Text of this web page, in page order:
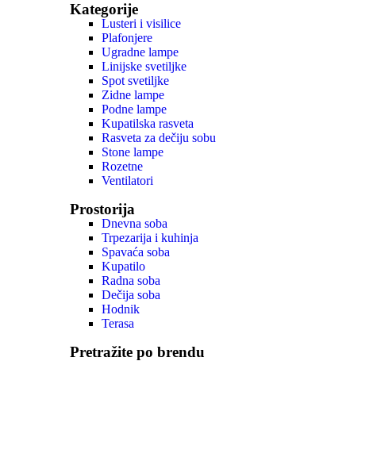
Kategorije
Lusteri i visilice
Plafonjere
Ugradne lampe
Linijske svetiljke
Spot svetiljke
Zidne lampe
Podne lampe
Kupatilska rasveta
Rasveta za dečiju sobu
Stone lampe
Rozetne
Ventilatori
Prostorija
Dnevna soba
Trpezarija i kuhinja
Spavaća soba
Kupatilo
Radna soba
Dečija soba
Hodnik
Terasa
Pretražite po brendu